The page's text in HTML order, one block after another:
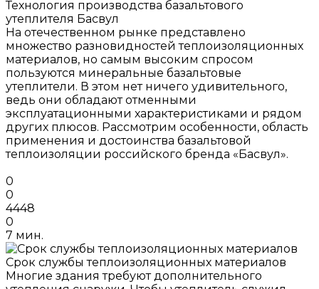
Технология производства базальтового
утеплителя Басвул
На отечественном рынке представлено
множество разновидностей теплоизоляционных
материалов, но самым высоким спросом
пользуются минеральные базальтовые
утеплители. В этом нет ничего удивительного,
ведь они обладают отменными
эксплуатационными характеристиками и рядом
других плюсов. Рассмотрим особенности, область
применения и достоинства базальтовой
теплоизоляции российского бренда «Басвул».
0
0
4448
0
7 мин.
Срок службы теплоизоляционных материалов
Многие здания требуют дополнительного